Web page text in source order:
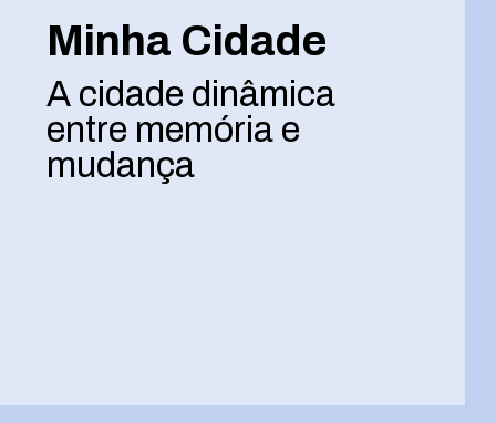
Minha Cidade
A cidade dinâmica
entre memória e
mudança